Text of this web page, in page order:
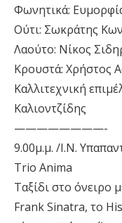
Φωνητικά:
Ούτι: Σωκράτης
Λαούτο: Νίκος
Κρουστά: Χρήστος
Καλλιτεχνική
Καλιοντζίδης
————————-
9.00μ.μ. /Ι.Ν.
Trio Anima
Ταξίδι στο όνειρο
Frank Sinatra, το